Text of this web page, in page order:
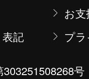
お
記
プ
号